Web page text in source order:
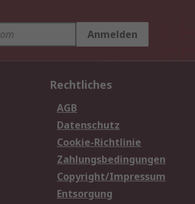
Anmelden
Rechtliches
AGB
Datenschutz
Cookie-Richtlinie
Zahlungsbedingungen
Copyright/Impressum
Entsorgung